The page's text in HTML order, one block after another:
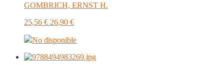
GOMBRICH, ERNST H.
25,56 € 26,90 €
No disponible